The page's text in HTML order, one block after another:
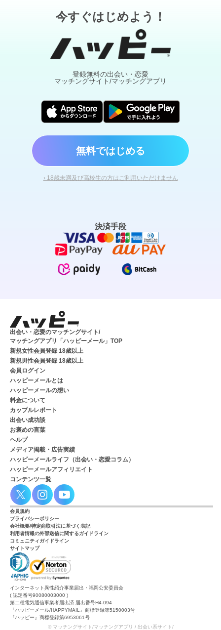
今すぐはじめよう！
登録無料の出会い・恋愛
マッチングサイト/マッチングアプリ
無料ではじめる
› 18歳未満及び高校生の方はご利用いただけません
決済手段
出会い・恋愛のマッチングサイト/
マッチングアプリ「ハッピーメール」TOP
新規女性会員登録 18歳以上
新規男性会員登録 18歳以上
会員ログイン
ハッピーメールとは
ハッピーメールの想い
料金について
カップルレポート
出会い成功談
お褒めの言葉
ヘルプ
メディア掲載・広告実績
ハッピーメールライフ（出会い・恋愛コラム）
ハッピーメールアフィリエイト
コンテンツ一覧
会員規約
プライバシーポリシー
会社概要/特定商取引法に基づく表記
利用者情報の外部送信に関するガイドライン
コミュニティガイドライン
サイトマップ
インターネット異性紹介事業届出・福岡公安委員会
( 認定番号90080003000 )
第二種電気通信事業者届出済 届出番号H4-094
『ハッピーメール/HAPPYMAIL』商標登録第5150003号
『ハッピー』商標登録第6953061号
© マッチングサイト/マッチングアプリ / 出会い系サイト/